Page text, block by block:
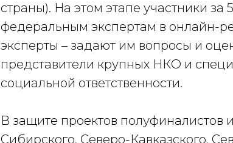
страны). На этом этапе участники
федеральным экспертам в онлайн-
эксперты – задают им вопросы и
представители крупных НКО и
социальной ответственности.
В защите проектов полуфиналистов
Сибирского, Северо-Кавказского,